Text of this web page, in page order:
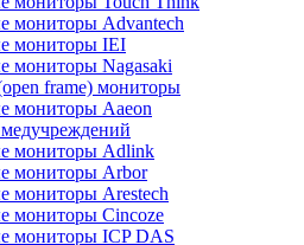
мониторы Advantech
мониторы IEI
Nagasaki
frame) мониторы
мониторы Aaeon
мониторы Adlink
мониторы Arbor
Arestech
мониторы Cincoze
мониторы ICP DAS